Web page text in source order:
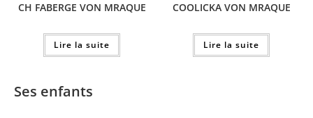
CH FABERGE VON MRAQUE
Lire la suite
COOLICKA VON MRAQUE
Lire la suite
Ses enfants